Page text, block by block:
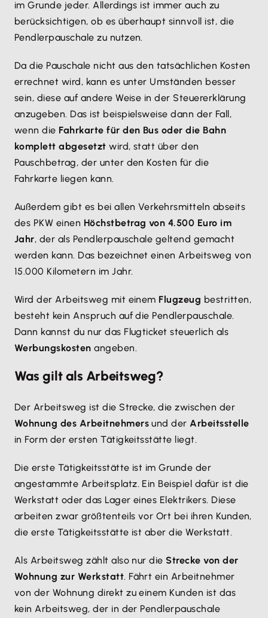
im Grunde jeder. Allerdings ist immer auch zu
berücksichtigen, ob es überhaupt sinnvoll ist, die
Pendlerpauschale zu nutzen.
Da die Pauschale nicht aus den tatsächlichen Kosten
errechnet wird, kann es unter Umständen besser
sein, diese auf andere Weise in der Steuererklärung
anzugeben. Das ist beispielsweise dann der Fall,
wenn die Fahrkarte für den Bus oder die Bahn
komplett abgesetzt wird, statt über den
Pauschbetrag, der unter den Kosten für die
Fahrkarte liegen kann.
Außerdem gibt es bei allen Verkehrsmitteln abseits
des PKW einen Höchstbetrag von 4.500 Euro im
Jahr, der als Pendlerpauschale geltend gemacht
werden kann. Das bezeichnet einen Arbeitsweg von
15.000 Kilometern im Jahr.
Wird der Arbeitsweg mit einem Flugzeug bestritten,
besteht kein Anspruch auf die Pendlerpauschale.
Dann kannst du nur das Flugticket steuerlich als
Werbungskosten angeben.
Was gilt als Arbeitsweg?
Der Arbeitsweg ist die Strecke, die zwischen der
Wohnung des Arbeitnehmers und derArbeitsstelle
in Form der ersten Tätigkeitsstätte liegt.
Die erste Tätigkeitsstätte ist im Grunde der
angestammte Arbeitsplatz. Ein Beispiel dafür ist die
Werkstatt oder das Lager eines Elektrikers. Diese
arbeiten zwar größtenteils vor Ort bei ihren Kunden,
die erste Tätigkeitsstätte ist aber die Werkstatt.
Als Arbeitsweg zählt also nur dieStrecke von der
Wohnung zur Werkstatt. Fährt ein Arbeitnehmer
von der Wohnung direkt zu einem Kunden ist das
kein Arbeitsweg, der in der Pendlerpauschale